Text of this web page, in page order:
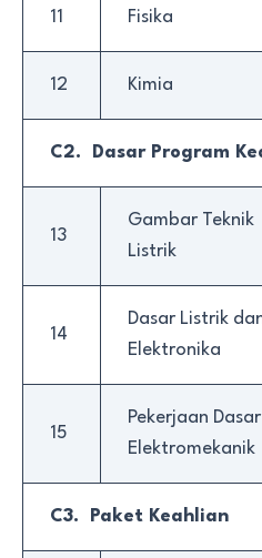
11 Fisika
12 Kimia
C2. Dasar Program
13
Gambar Teknik
Listrik
14
Dasar Listrik
Elektronika
15
Pekerjaan Dasar
Elektromekanik
C3. Paket Keahlian